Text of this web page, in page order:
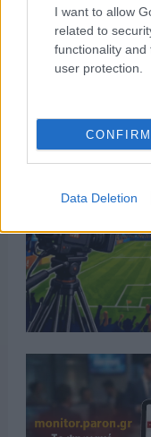
I want to allow
related to
functionality
user protection.
CONFIRM
Data Deletion